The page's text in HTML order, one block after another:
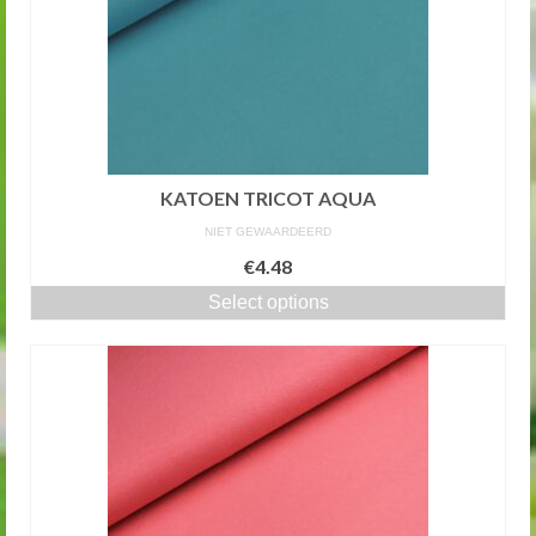
KATOEN TRICOT AQUA
NIET GEWAARDEERD
€4.48
Select options